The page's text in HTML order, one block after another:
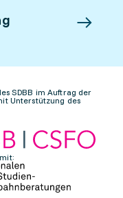
SDBB im Auftrag der
Unterstützung des